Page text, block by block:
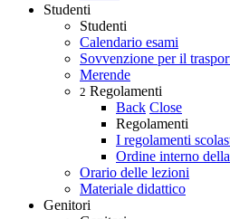
Studenti
Studenti
Calendario esami
Sovvenzione per il
Merende
2 Regolamenti
Back Close
Regolamenti
I regolamenti
Ordine interno
Orario delle lezioni
Materiale didattico
Genitori